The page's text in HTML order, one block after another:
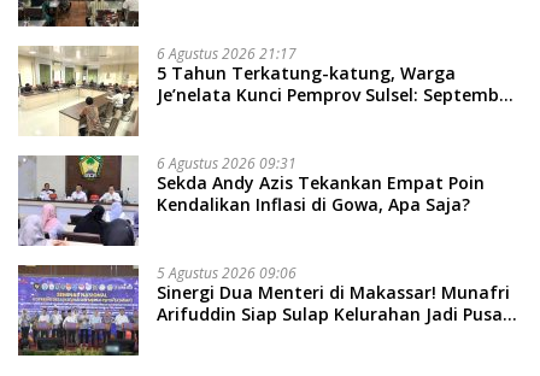
Soal Adat dan Adab
6 Agustus 2026 21:17
5 Tahun Terkatung-katung, Warga
Je’nelata Kunci Pemprov Sulsel: September
6 Agustus 2026 09:31
Sekda Andy Azis Tekankan Empat Poin
Kendalikan Inflasi di Gowa, Apa Saja?
5 Agustus 2026 09:06
Sinergi Dua Menteri di Makassar! Munafri
Arifuddin Siap Sulap Kelurahan Jadi Pusat